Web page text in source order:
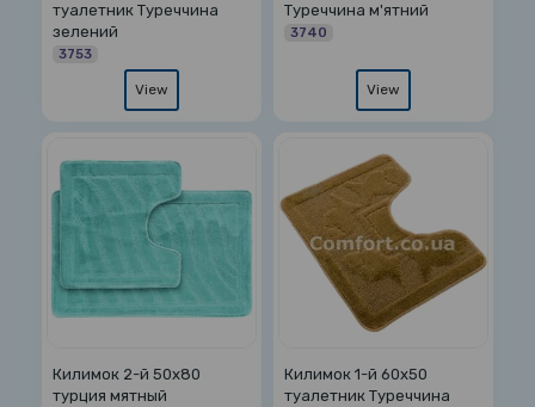
туалетник Туреччина
зелений
3753
View
Туреччина м'ятний
3740
View
Килимок 2-й 50х80
турция мятный
Килимок 1-й 60х50
туалетник Туреччина